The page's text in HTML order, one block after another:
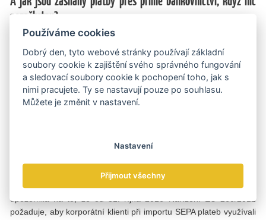
nezaškrtnu?
Zahraniční a SEPA platby, které zadáváte prostřednictvím služeb
přímého bankovnictví KB, jsou odesílány s rychlostí expres, aniž
byste museli něco zaškrtnout. Takto odeslané SEPA platby jsou
připsány na účet banky příjemce následující obchodní den.
Jestliže posíláte tyto platby z účtu v eurech, můžete je zadávat až
do 20.30 hodin.
v měně EUR v rámci KB, můžete importovat nově v jedné
importní dávce ve formátu XML pro SEPA platby. Ráda bych
upozornila na to, že od 31. října 2016 Nařízení EU 260/2012
požaduje, aby korporátní klienti při importu SEPA plateb využívali
Používáme cookies
Dobrý den, tyto webové stránky používají základní
soubory cookie k zajištění svého správného fungování
a sledovací soubory cookie k pochopení toho, jak s
nimi pracujete. Ty se nastavují pouze po souhlasu.
Můžete je změnit v nastavení.
Nastavení
Přijmout všechny